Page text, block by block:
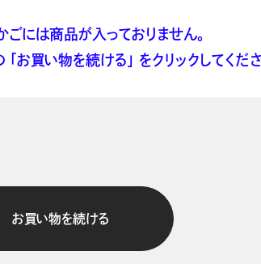
ごには商品が入っておりません。
お買い物を続ける」 をクリックしてくださ
お買い物を続ける